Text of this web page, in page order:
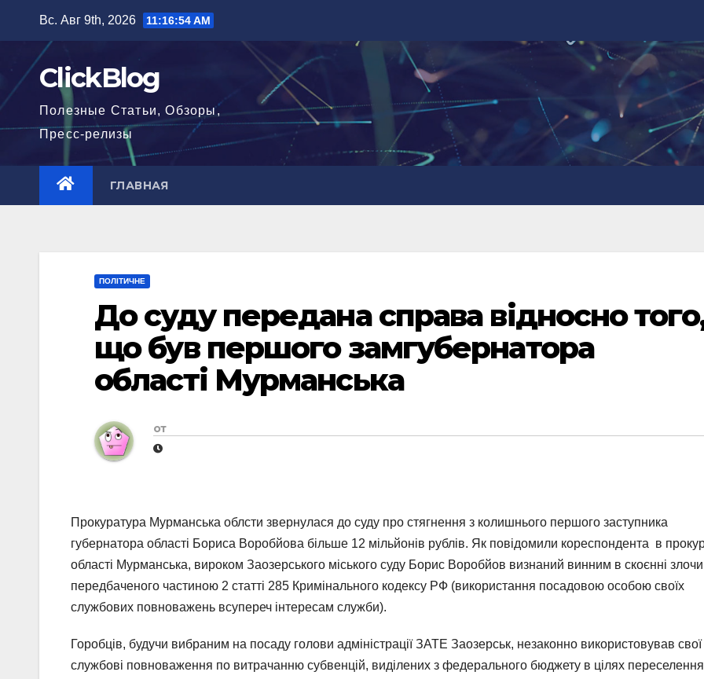
содержимому
Вс. Авг 9th, 2026 11:16:55 AM
ClickBlog
Полезные Статьи, Обзоры,
Пресс-релизы
ГЛАВНАЯ
ПОЛІТИЧНЕ
До суду передана справа відносно
що був першого замгубернатора
області Мурманська
от
Прокуратура Мурманська облсти звернулася до суду про стягнення з колишнього першого заступника
губернатора області Бориса Воробйова більше 12 мільйонів рублів. Як повідомили кореспондента в
області Мурманська, вироком Заозерського міського суду Борис Воробйов визнаний винним в скоєнні
передбаченого частиною 2 статті 285 Кримінального кодексу РФ (використання посадовою особою своїх
службових повноважень всупереч інтересам служби).
Горобців, будучи вибраним на посаду голови адміністрації ЗАТЕ Заозерськ, незаконно використовував свої
службові повноваження по витрачанню субвенцій, виділених з федерального бюджету в цілях переселення